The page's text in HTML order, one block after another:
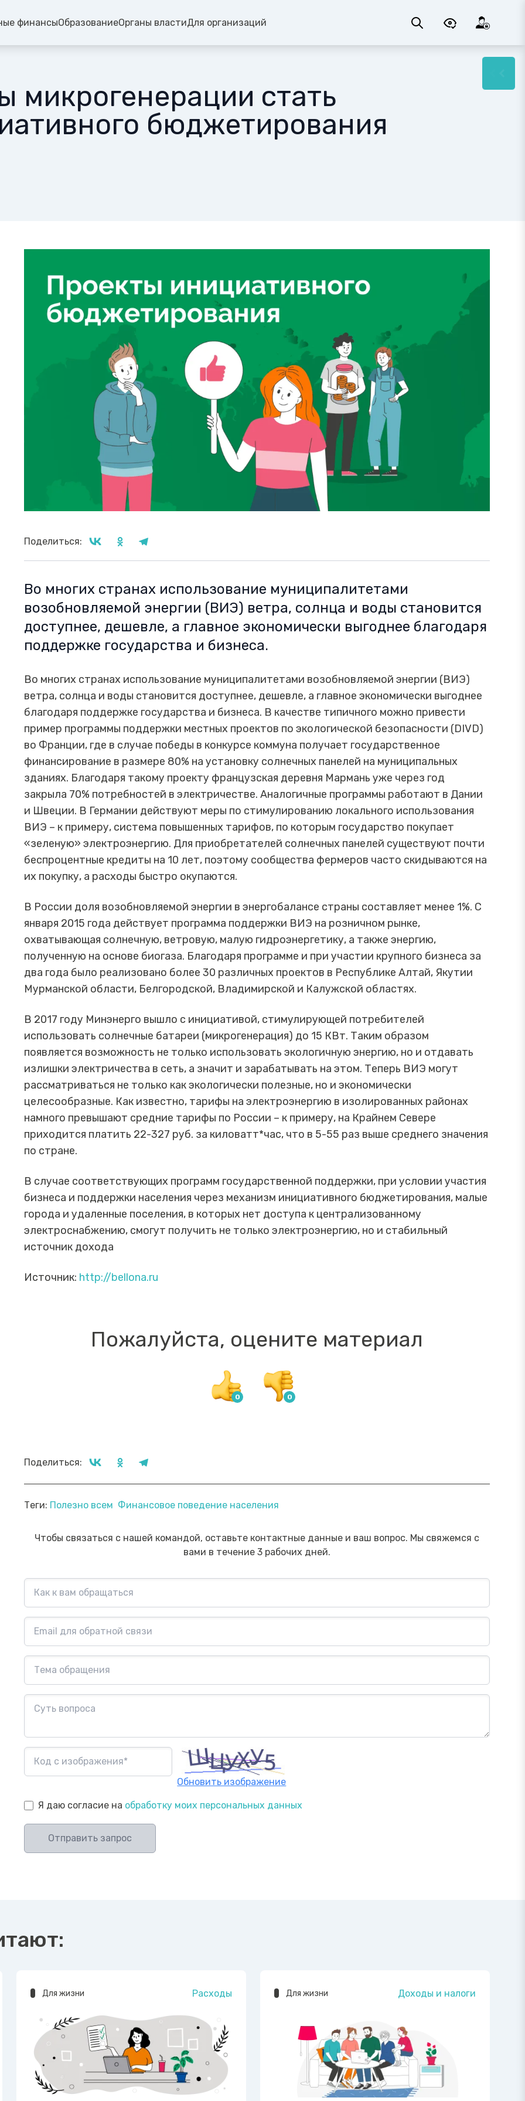
финансыОбразованиеОрганы властиДля организаций
микрогенерации стать
бюджетирования
Поделиться:
Во многих странах использование муниципалитетами
возобновляемой энергии (ВИЭ) ветра, солнца и воды становится
доступнее, дешевле, а главное экономически выгоднее благодаря
поддержке государства и бизнеса.
Во многих странах использование муниципалитетами возобновляемой энергии (ВИЭ)
ветра, солнца и воды становится доступнее, дешевле, а главное экономически выгоднее
благодаря поддержке государства и бизнеса. В качестве типичного можно привести
пример программы поддержки местных проектов по экологической безопасности (DIVD)
во Франции, где в случае победы в конкурсе коммуна получает государственное
финансирование в размере 80% на установку солнечных панелей на муниципальных
зданиях. Благодаря такому проекту французская деревня Мармань уже через год
закрыла 70% потребностей в электричестве. Аналогичные программы работают в Дании
и Швеции. В Германии действуют меры по стимулированию локального использования
ВИЭ – к примеру, система повышенных тарифов, по которым государство покупает
«зеленую» электроэнергию. Для приобретателей солнечных панелей существуют почти
беспроцентные кредиты на 10 лет, поэтому сообщества фермеров часто скидываются на
их покупку, а расходы быстро окупаются.
В России доля возобновляемой энергии в энергобалансе страны составляет менее 1%. С
января 2015 года действует программа поддержки ВИЭ на розничном рынке,
охватывающая солнечную, ветровую, малую гидроэнергетику, а также энергию,
полученную на основе биогаза. Благодаря программе и при участии крупного бизнеса за
два года было реализовано более 30 различных проектов в Республике Алтай, Якутии
Мурманской области, Белгородской, Владимирской и Калужской областях.
В 2017 году Минэнерго вышло с инициативой, стимулирующей потребителей
использовать солнечные батареи (микрогенерация) до 15 КВт. Таким образом
появляется возможность не только использовать экологичную энергию, но и отдавать
излишки электричества в сеть, а значит и зарабатывать на этом. Теперь ВИЭ могут
рассматриваться не только как экологически полезные, но и экономически
целесообразные. Как известно, тарифы на электроэнергию в изолированных районах
намного превышают средние тарифы по России – к примеру, на Крайнем Севере
приходится платить 22-327 руб. за киловатт*час, что в 5-55 раз выше среднего значения
по стране.
В случае соответствующих программ государственной поддержки, при условии участия
бизнеса и поддержки населения через механизм инициативного бюджетирования, малые
города и удаленные поселения, в которых нет доступа к централизованному
электроснабжению, смогут получить не только электроэнергию, но и стабильный
источник дохода
Источник: http://bellona.ru
Пожалуйста, оцените материал
Поделиться:
Теги: Полезно всем Финансовое поведение населения
Чтобы связаться с нашей командой, оставьте контактные данные и ваш вопрос. Мы свяжемся с
вами в течение 3 рабочих дней.
Обновить изображение
Я даю согласие на обработку моих персональных данных
Отправить запрос
Прямой эфир «Мошенник VS
Финансовый блогер»
Посмотреть→
которые помогут обезопасить
Посмотреть→
Для жизни Расходы Для жизни Доходы и налоги